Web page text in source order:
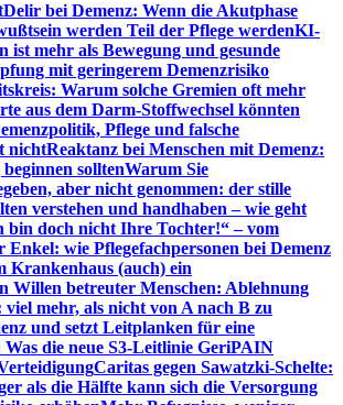
Delir bei Demenz: Wenn die Akutphase
werden Teil der Pflege werdenKI-
ist mehr als Bewegung und gesunde
mit geringerem Demenzrisiko
Warum solche Gremien oft mehr
aus dem Darm-Stoffwechsel könnten
Pflege und falsche
nichtReaktanz bei Menschen mit Demenz:
solltenWarum Sie
aber nicht genommen: der stille
verstehen und handhaben – wie geht
bin doch nicht Ihre Tochter!“ – vom
wie Pflegefachpersonen bei Demenz
Krankenhaus (auch) ein
Willen betreuter Menschen: Ablehnung
mehr, als nicht von A nach B zu
und setzt Leitplanken für eine
die neue S3-Leitlinie GeriPAIN
Caritas gegen Sawatzki-Schelte:
als die Hälfte kann sich die Versorgung